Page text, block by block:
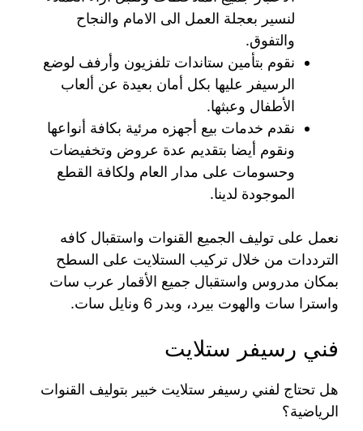
لنسير بعجلة العمل الى الامام والنجاح
والتفوق.
نقوم بتأمين ستاندات تلفزيون وأرفف لوضع
الرسيفر عليها بكل أمان بعيدة عن ألعاب
الأطفال وعبثها.
نقدم خدمات بيع أجهزه مرئية بكافة أنواعها
ونقوم أيضا بتقديم عدة عروض وتخفيضات
وحسومات على مدار العام ولكافة القطع
الموجودة لدينا.
نعمل على توليف الجميع القنوات واستقبال كافه
الترددات من خلال تركيب الستلايت على السطح
بمكان مدروس واستقبال جميع الأقمار عرب سات
واسترا سات والهوت بيرد، وبدر 6 ونايل سات.
فني رسيفر ستلايت
هل تحتاج لفني رسيفر ستلايت خبير بتوليف القنوات
الرياضية؟